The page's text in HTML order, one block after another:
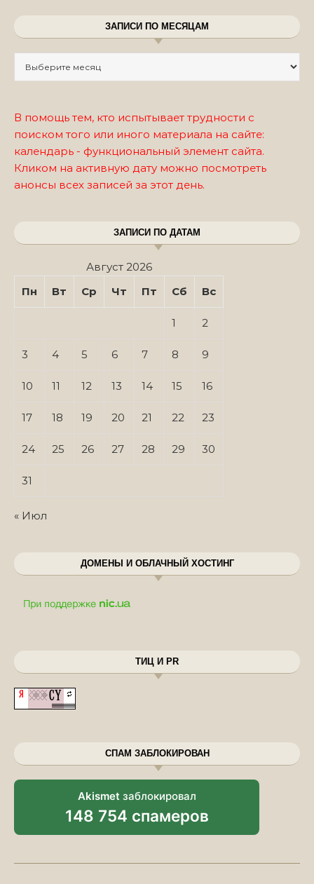
ЗАПИСИ ПО МЕСЯЦАМ
В помощь тем, кто испытывает трудности с
поиском того или иного материала на сайте:
календарь - функциональный элемент сайта.
Кликом на активную дату можно посмотреть
анонсы всех записей за этот день.
ЗАПИСИ ПО ДАТАМ
Август 2026
Пн
Вт Ср Чт Пт Сб Вс
1 2
3 4 5 6 7 8 9
10 11 12 13 14 15 16
17 18 19 20 21 22 23
24 25 26 27 28 29 30
31
« Июл
ДОМЕНЫ И ОБЛАЧНЫЙ ХОСТИНГ
ТИЦ И PR
СПАМ ЗАБЛОКИРОВАН
Akismet заблокировал
148 754 спамеров